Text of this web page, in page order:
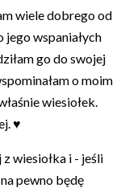
wiele dobrego od
jego wspaniałych
go do swojej
o moim
wiesiołek.
♥
wiesiołka i - jeśli
pewno będę